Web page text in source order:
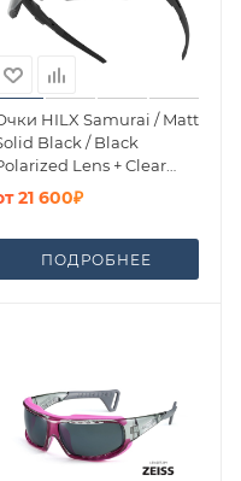
HILX Samurai / Matt
Black / Black
Lens + Clear
Lens21 600₽
ПОДРОБНЕЕ